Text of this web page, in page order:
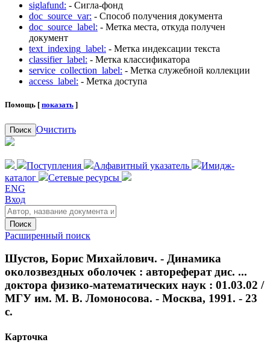
siglafund: - Сигла-фонд
doc_source_var: - Способ получения документа
doc_source_label: - Метка места, откуда получен
документ
text_indexing_label: - Метка индексации текста
classifier_label: - Метка классификатора
service_collection_label: - Метка служебной коллекции
access_label: - Метка доступа
Помощь [ показать ]
Поиск Очистить
Поступления Алфавитный указатель
Имидж-
каталог
Сетевые ресурсы
ENG
Вход
Поиск
Расширенный поиск
Шустов, Борис Михайлович. - Динамика
околозвездных оболочек : автореферат дис. ...
доктора физико-математических наук : 01.03.02 /
МГУ им. М. В. Ломоносова. - Москва, 1991. - 23
с.
Карточка